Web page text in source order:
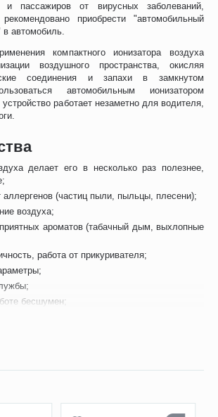
и пассажиров от вирусных заболеваний,
приобрести "автомобильный
в автомобиль.
компактного ионизатора воздуха
воздушного пространства, окисляя
соединения и запахи в замкнутом
автомобильным ионизатором
работает незаметно для водителя,
делает его в несколько раз полезнее,
аллергенов (частиц пыли, пыльцы, плесени);
воздуха;
ароматов (табачный дым, выхлопные
работа от прикуривателя;
бесшумен;
ионизаторов воздуха в машину иногда